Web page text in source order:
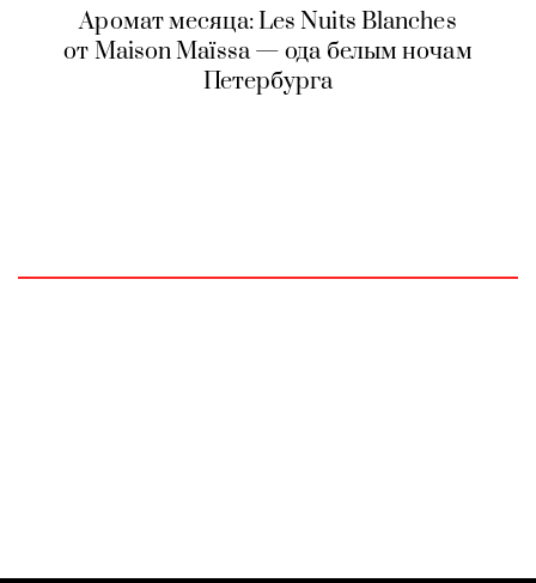
Аромат месяца: Les Nuits Blanches
от Maison Maïssa — ода белым ночам
Петербурга